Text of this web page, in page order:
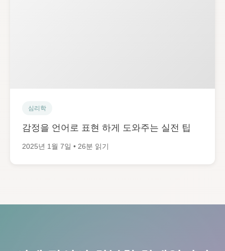
심리학
감정을 언어로 표현 하게 도와주는 실전 팁
2025년 1월 7일 • 26분 읽기